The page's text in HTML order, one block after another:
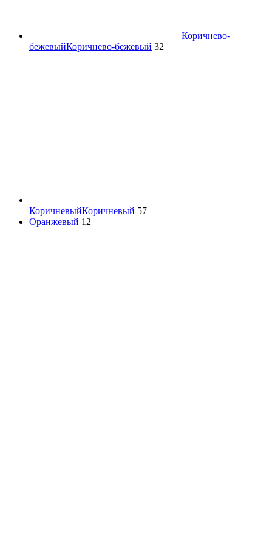
Коричнево-
бежевыйКоричнево-бежевый 32
КоричневыйКоричневый 57
Оранжевый 12